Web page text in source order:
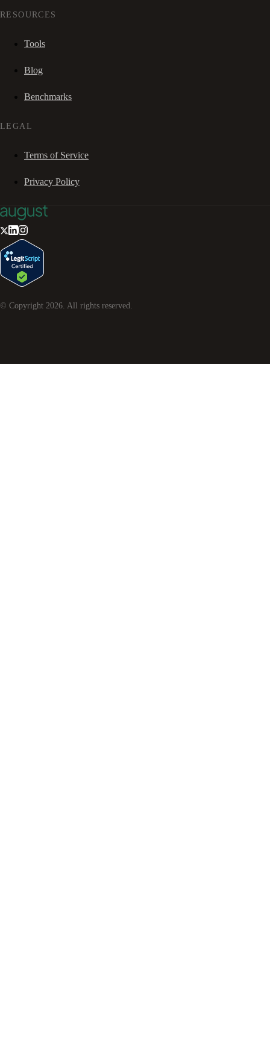
RESOURCES
Tools
Blog
Benchmarks
LEGAL
Terms of Service
Privacy Policy
© Copyright 2026 . All rights reserved.